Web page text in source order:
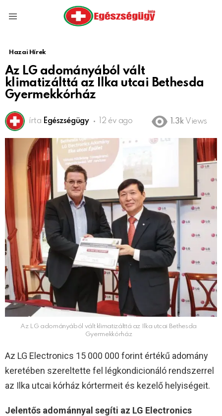
Hazai Hírek
Az LG adományából vált
klimatizálttá az Ilka utcai Bethesda
Gyermekkórház
írta Egészségügy 12 év ago 1.3k Views
Az LG adományából vált klimatizálttá az Ilka utcai Bethesda
Gyermekkórház
Az LG Electronics 15 000 000 forint értékű adomány
keretében szereltette fel légkondicionáló rendszerrel
az Ilka utcai kórház kórtermeit és kezelő helyiségeit.
Jelentős adománnyal segíti az LG Electronics